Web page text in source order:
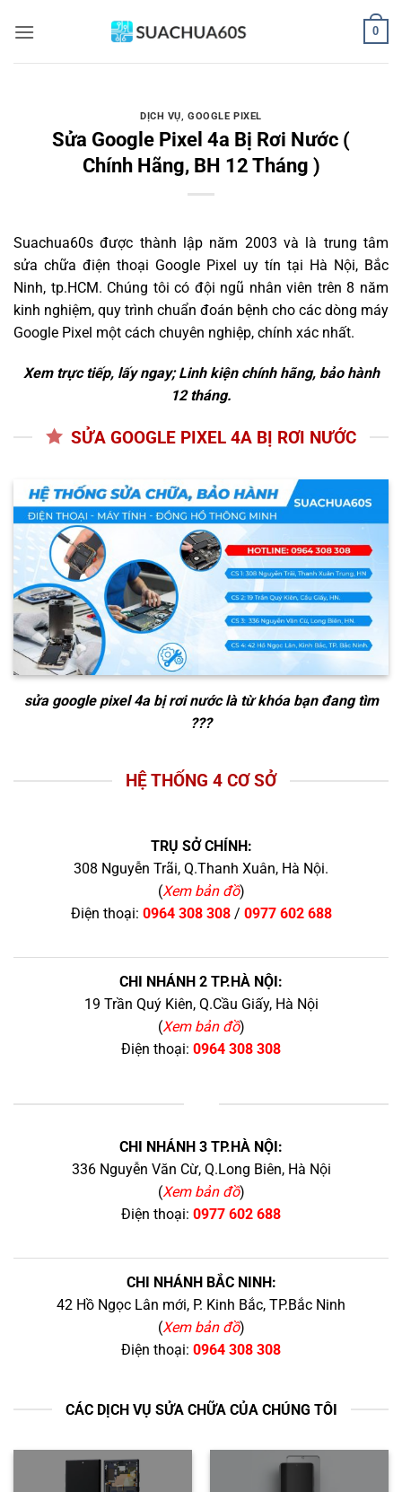
qua
0
DỊCH VỤ,GOOGLE PIXEL
Sửa Google Pixel 4a Bị Rơi Nước (
Chính Hãng, BH 12 Tháng )
Suachua60s được thành lập năm 2003 và là trung tâm
sửa chữa điện thoại Google Pixel uy tín tại Hà Nội, Bắc
Ninh, tp.HCM. Chúng tôi có đội ngũ nhân viên trên 8 năm
kinh nghiệm, quy trình chuẩn đoán bệnh cho các dòng máy
Google Pixel một cách chuyên nghiệp, chính xác nhất.
Xem trực tiếp, lấy ngay; Linh kiện chính hãng, bảo hành
12 tháng.
SỬA GOOGLE PIXEL 4A BỊ RƠI NƯỚC
sửa google pixel 4a bị rơi nướclà từ khóa bạn đang tìm
???
HỆ THỐNG 4 CƠ SỞ
TRỤ SỞ CHÍNH:
308 Nguyễn Trãi, Q.Thanh Xuân, Hà Nội.
(Xem bản đồ)
Điện thoại: 0964 308 308/ 0977 602 688
CHI NHÁNH 2 TP.HÀ NỘI:
19 Trần Quý Kiên, Q.Cầu Giấy, Hà Nội
(Xem bản đồ)
Điện thoại: 0964 308 308
CHI NHÁNH 3 TP.HÀ NỘI:
336 Nguyễn Văn Cừ, Q.Long Biên, Hà Nội
(Xem bản đồ)
Điện thoại: 0977 602 688
CHI NHÁNH BẮC NINH:
42 Hồ Ngọc Lân mới, P. Kinh Bắc, TP.Bắc Ninh
(Xem bản đồ)
Điện thoại: 0964 308 308
CÁC DỊCH VỤ SỬA CHỮA CỦA CHÚNG TÔI